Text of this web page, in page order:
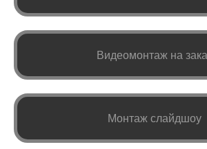
Видеомонтаж на
Монтаж слайдшоу